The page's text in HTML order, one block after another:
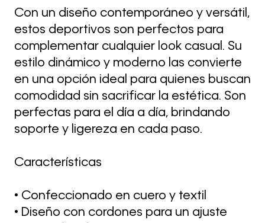
Con un diseño contemporáneo y versátil,
estos deportivos son perfectos para
complementar cualquier look casual. Su
estilo dinámico y moderno las convierte
en una opción ideal para quienes buscan
comodidad sin sacrificar la estética. Son
perfectas para el día a día, brindando
soporte y ligereza en cada paso.
Características
• Confeccionado en cuero y textil
• Diseño con cordones para un ajuste